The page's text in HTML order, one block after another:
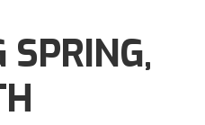
SPRING,